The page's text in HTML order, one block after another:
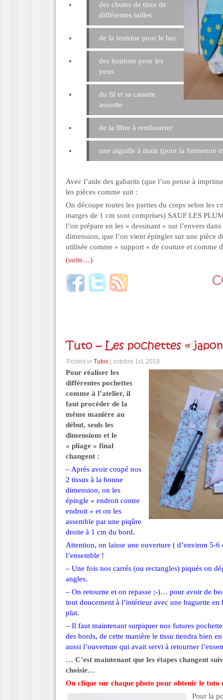
des chutes de tissu de
différentes tailles
de la feutrine pour le bec
des boutons pour les
yeux
du fil et sa canette
assortie
de la fibre à rembourrer
une aiguille à main (pour la fermeture
Avec l’aide des gabarits (que l’on pense à
les pièces comme suit :
On découpe toutes les parties du corps selon les
marges de 1 cm sont comprises) SAUF LES
l’on prépare en les « dessinant » sur l’envers
dimension, que l’on vient épingler sur une pièce
utilisée comme « support » de couture et comme
(suite…)
Tuto – Les pochettes «
Posted in Tutos | octobre 1st, 2018
Pour réaliser les
différentes pochettes
comme à l’atelier, il
faut procéder de la
même manière au
début, seuls les
dimensions et le
« pliage » final
changent :
– Après avoir coupé nos
2 tissus à la bonne
dimension, on les
épingle « endroit contre
endroit » et on les
assemble par une piqûre
droite à 1 cm du bord.
Attention, on laisse une ouverture ( d’environ 5-
l’ensemble !
– Une fois nos carrés (ou rectangles) piqués on
angles.
– On retourne et on repasse ;-)… pour avoir de
tout doucement à l’intérieur avec une baguette
plat.
– Il faut maintenant surpiquer nos futures
des bords, de cette manière le tissu tiendra bien
aussi l’ouverture qui avait servi à retourner
… C’est maintenant que les étapes changent
choisie…
On clique sur chaque photo pour obtenir le tuto
Pour la